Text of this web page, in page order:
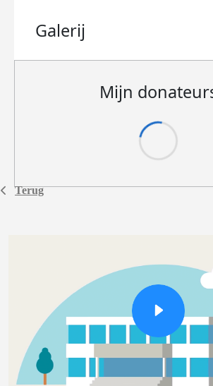
Terug
Galerij
Mijn